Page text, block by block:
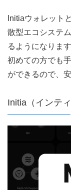
Initiaウォレット
散型エコシステ
るようになります
初めての方でも
ができるので、
Initia（インテ